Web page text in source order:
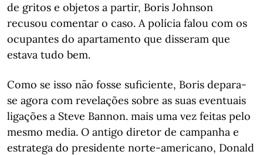
de gritos e objetos a partir, Boris Johnson
recusou comentar o caso. A polícia falou com os
ocupantes do apartamento que disseram que
estava tudo bem.
Como se isso não fosse suficiente, Boris depara-
se agora com revelações sobre as suas eventuais
ligações a Steve Bannon. mais uma vez feitas pelo
mesmo media. O antigo diretor de campanha e
estratega do presidente norte-americano, Donald